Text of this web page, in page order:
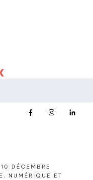
10 DÉCEMBRE
, NUMÉRIQUE ET